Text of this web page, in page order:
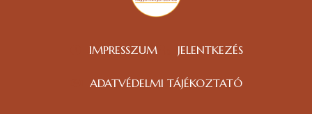
IMPRESSZUM JELENTKEZÉS
ADATVÉDELMI TÁJÉKOZTATÓ